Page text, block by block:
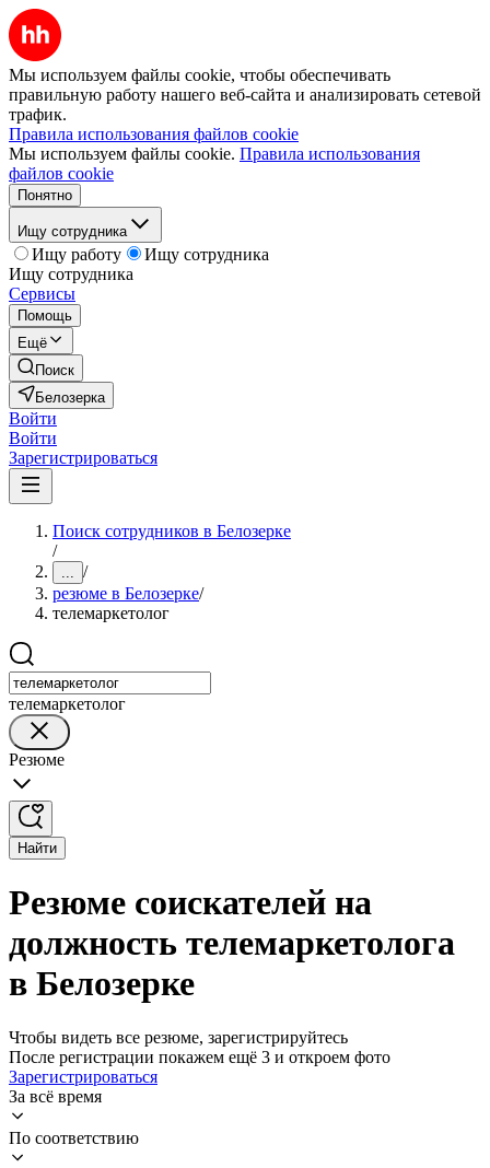
Мы используем файлы cookie, чтобы обеспечивать
правильную работу нашего веб-сайта и анализировать сетевой
трафик.
Правила использования файлов cookie
Мы используем файлы cookie. Правила использования
файлов cookie
Понятно
Ищу сотрудника
Ищу работу
Ищу сотрудника
Ищу сотрудника
Сервисы
Помощь
Ещё
Поиск
Белозерка
Войти
Войти
Зарегистрироваться
Поиск сотрудников в Белозерке
/
... /
резюме в Белозерке/
телемаркетолог
телемаркетолог
Резюме
Найти
Резюме соискателей на
должность телемаркетолога
в Белозерке
Чтобы видеть все резюме, зарегистрируйтесь
После регистрации покажем ещё 3 и откроем фото
Зарегистрироваться
За всё время
По соответствию